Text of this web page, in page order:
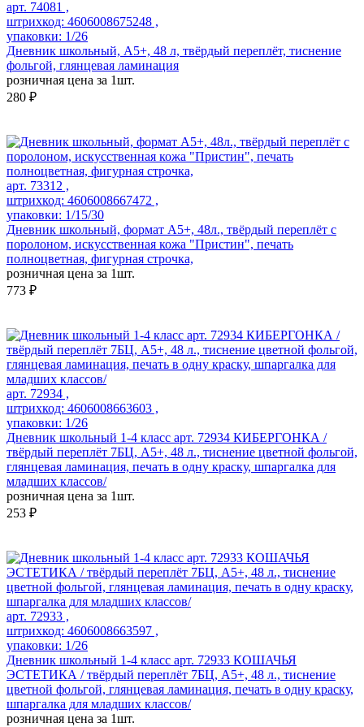
арт. 74081 ,
штрихкод: 4606008675248 ,
упаковки: 1/26
Дневник школьный, А5+, 48 л, твёрдый переплёт, тиснение
фольгой, глянцевая ламинация
розничная цена за 1шт.
280 ₽
арт. 73312 ,
штрихкод: 4606008667472 ,
упаковки: 1/15/30
Дневник школьный, формат А5+, 48л., твёрдый переплёт с
поролоном, искусственная кожа "Пристин", печать
полноцветная, фигурная строчка,
розничная цена за 1шт.
773 ₽
арт. 72934 ,
штрихкод: 4606008663603 ,
упаковки: 1/26
Дневник школьный 1-4 класс арт. 72934 КИБЕРГОНКА /
твёрдый переплёт 7БЦ, А5+, 48 л., тиснение цветной фольгой,
глянцевая ламинация, печать в одну краску, шпаргалка для
младших классов/
розничная цена за 1шт.
253 ₽
арт. 72933 ,
штрихкод: 4606008663597 ,
упаковки: 1/26
Дневник школьный 1-4 класс арт. 72933 КОШАЧЬЯ
ЭСТЕТИКА / твёрдый переплёт 7БЦ, А5+, 48 л., тиснение
цветной фольгой, глянцевая ламинация, печать в одну краску,
шпаргалка для младших классов/
розничная цена за 1шт.